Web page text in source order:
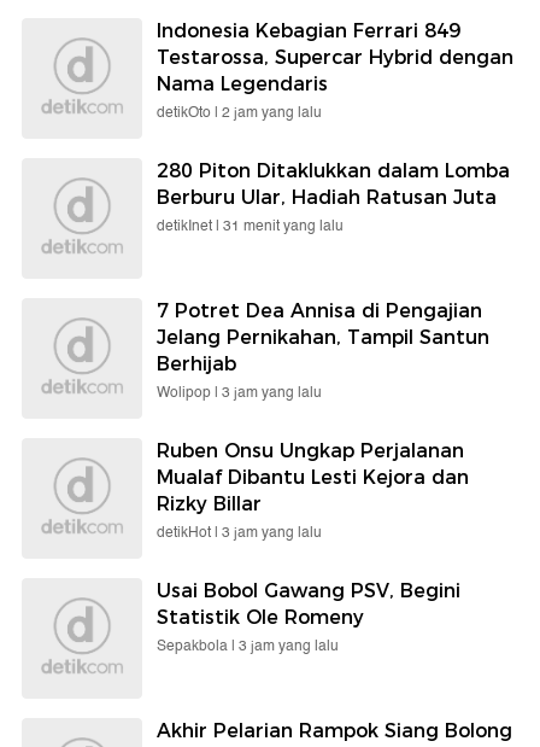
Indonesia Kebagian Ferrari 849
Testarossa, Supercar Hybrid dengan
Nama Legendaris
detikOto | 2 jam yang lalu
280 Piton Ditaklukkan dalam Lomba
Berburu Ular, Hadiah Ratusan Juta
detikInet | 31 menit yang lalu
7 Potret Dea Annisa di Pengajian
Jelang Pernikahan, Tampil Santun
Berhijab
Wolipop | 3 jam yang lalu
Ruben Onsu Ungkap Perjalanan
Mualaf Dibantu Lesti Kejora dan
Rizky Billar
detikHot | 3 jam yang lalu
Usai Bobol Gawang PSV, Begini
Statistik Ole Romeny
Sepakbola | 3 jam yang lalu
Akhir Pelarian Rampok Siang Bolong